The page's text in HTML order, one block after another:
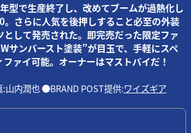
型で生産終了し、改めてブームが過熱化し
。さらに人気を後押しすること必至の外装
して発売された。即完売だった限定ファ
サンバースト塗装”が目玉で、手軽にスペ
ァイ可能。オーナーはマストバイだ！
内潤也 ●BRAND POST提供:ワイズギア